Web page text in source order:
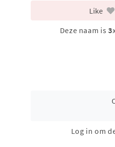
Like
Deze naam is 3
Log in om